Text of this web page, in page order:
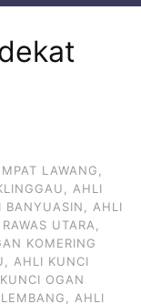
LAWANG,
, AHLI
BANYUASIN, AHLI
UTARA,
KOMERING
, AHLI KUNCI
OGAN
, AHLI